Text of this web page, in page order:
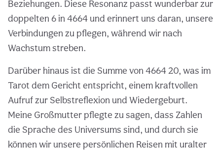
Beziehungen. Diese Resonanz passt wunderbar zur
doppelten 6 in 4664 und erinnert uns daran, unsere
Verbindungen zu pflegen, während wir nach
Wachstum streben.
Darüber hinaus ist die Summe von 4664 20, was im
Tarot dem Gericht entspricht, einem kraftvollen
Aufruf zur Selbstreflexion und Wiedergeburt.
Meine Großmutter pflegte zu sagen, dass Zahlen
die Sprache des Universums sind, und durch sie
können wir unsere persönlichen Reisen mit uralter